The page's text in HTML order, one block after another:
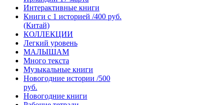
Интерактивные книги
Книги с 1 историей /400 руб.
(Китай)
КОЛЛЕКЦИИ
Легкий уровень
МАЛЫШАМ
Много текста
Музыкальные книги
Новогодние истории /500
руб.
Новогодние книги